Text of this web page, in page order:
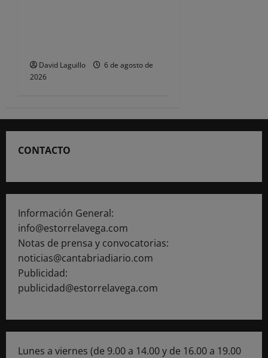
David Laguillo
6 de agosto de
2026
CONTACTO
Información General:
info@estorrelavega.com
Notas de prensa y convocatorias:
noticias@cantabriadiario.com
Publicidad:
publicidad@estorrelavega.com
Lunes a viernes (de 9.00 a 14.00 y de 16.00 a 19.00